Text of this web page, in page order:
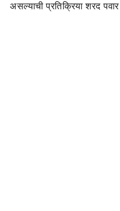
असल्याची प्रतिक्रिया शरद